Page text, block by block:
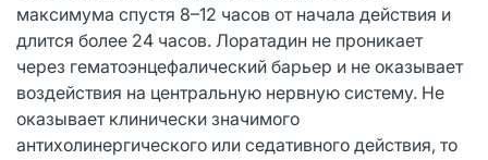
максимума спустя 8–12 часов от начала действия и
длится более 24 часов. Лоратадин не проникает
через гематоэнцефалический барьер и не оказывает
воздействия на центральную нервную систему. Не
оказывает клинически значимого
антихолинергического или седативного действия, то